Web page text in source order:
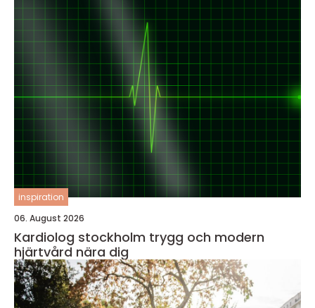
inspiration
06. August 2026
Kardiolog stockholm trygg och modern
hjärtvård nära dig